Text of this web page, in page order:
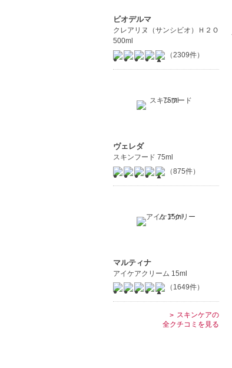
ビオデルマ
クレアリヌ（サンシビオ）Ｈ２Ｏ
500ml
（2309件）
ヴェレダ
スキンフード 75ml
（875件）
マルティナ
アイケアクリーム 15ml
（1649件）
スキンケアの
全クチコミを見る